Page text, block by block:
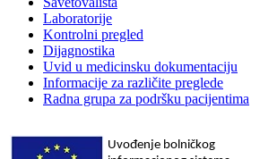
Laboratorije
Kontrolni pregled
Dijagnostika
Uvid u medicinsku dokumentaciju
Informacije za različite preglede
Radna grupa za podršku pacijentima
Uvođenje bolničkog